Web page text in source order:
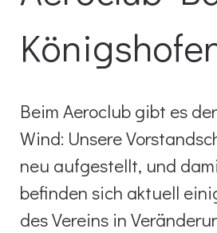
Beim Aeroclub gibt es
Wind: Unsere
neu aufgestellt, und
befinden sich aktuell
des Vereins in